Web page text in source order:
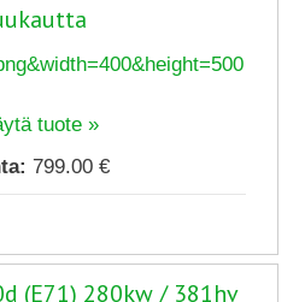
tuote »
799.00 €
(E71) 280kw / 381hv